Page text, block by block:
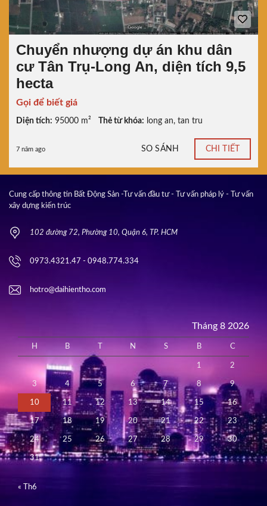
Chuyển nhượng dự án khu dân
cư Tân Trụ-Long An, diện tích 9,5
hecta
Gọi để biết giá
Diện tích: 95000 m² Thẻ từ khóa: long an, tan tru
7 năm ago SO SÁNH CHI TIẾT
Cung cấp thông tin Bất Động Sản -Tư vấn đầu tư - Tư vấn pháp lý - Tư vấn
xây dựng kiến trúc
102 đường 72, Phường 10, Quận 6, TP. HCM
0973.4321.47 - 0948.774.334
hotro@daihientho.com
Tháng 8 2026
H B N S B C
1 2
3 4 5 6 7 8 9
10 11 12 13 14 15 16
17 18 19 20 21 22 23
24 25 26 27 28 29 30
31
« Th6